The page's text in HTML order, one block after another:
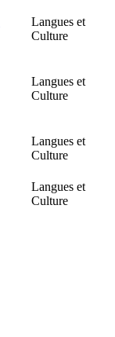
Langues et
Culture
Langues et
Culture
Langues et
Culture
Langues et
Culture